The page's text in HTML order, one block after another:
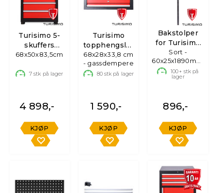
Turisimo 5-
skuffers
underskap
68x50x83,5cm
7 stk på lager
4 898,-
KJØP
Turisimo
topphengslet
overskap
68x28x33,8 cm
- gassdempere
80stk på lager
1 590,-
KJØP
Bakstolper
for Turisimo
innredning
Sort -
60x25x1890mm,
2stk
100+ stk på
lager
896,-
KJØP